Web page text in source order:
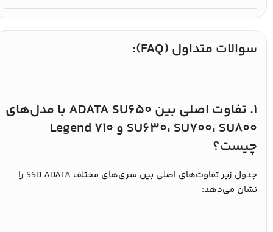
سوالات متداول (FAQ):
۱. تفاوت اصلی بین ADATA SU650 با مدل‌های
SU630، SU700، SU800 و Legend 710
چیست؟
جدول زیر تفاوت‌های اصلی بین سری‌های مختلف SSD ADATA را
نشان می‌دهد: